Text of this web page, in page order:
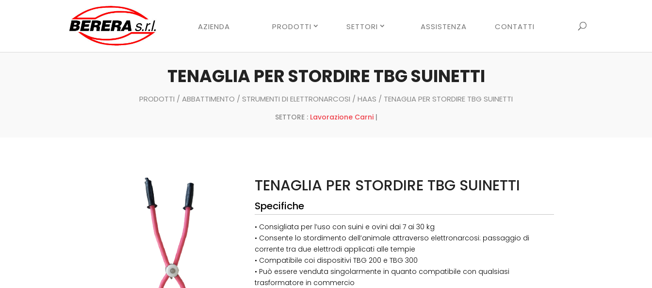
AZIENDA PRODOTTI SETTORI ASSISTENZA CONTATTI
TENAGLIA PER STORDIRE TBG SUINETTI
PRODOTTI / ABBATTIMENTO / STRUMENTI DI ELETTRONARCOSI / HAAS / TENAGLIA PER STORDIRE TBG SUINETTI
SETTORE : Lavorazione Carni|
TENAGLIA PER STORDIRE TBG SUINETTI
Specifiche
• Consigliata per l’uso con suini e ovini dai 7 ai 30 kg
• Consente lo stordimento dell’animale attraverso elettronarcosi: passaggio di
corrente tra due elettrodi applicati alle tempie
• Compatibile coi dispositivi TBG 200 e TBG 300
• Può essere venduta singolarmente in quanto compatibile con qualsiasi
trasformatore in commercio